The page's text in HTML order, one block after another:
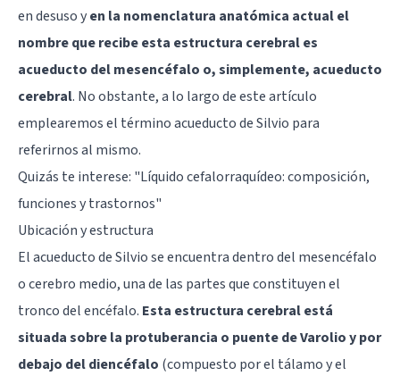
en desuso yen la nomenclatura anatómica actual el
nombre que recibe esta estructura cerebral es
acueducto del mesencéfalo o, simplemente, acueducto
cerebral. No obstante, a lo largo de este artículo
emplearemos el término acueducto de Silvio para
referirnos al mismo.
Quizás te interese: "Líquido cefalorraquídeo: composición,
funciones y trastornos"
Ubicación y estructura
El acueducto de Silvio se encuentra dentro del mesencéfalo
o cerebro medio, una de las partes que constituyen el
tronco del encéfalo. Esta estructura cerebral está
situada sobre la protuberancia o puente de Varolio y por
debajo del diencéfalo (compuesto por el tálamo y el